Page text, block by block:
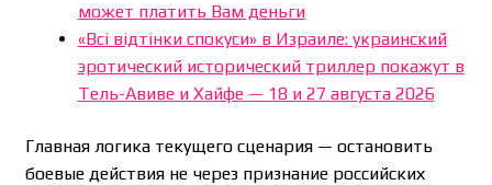
может платить Вам деньги
«Всі відтінки спокуси» в Израиле: украинский
эротический исторический триллер покажут в
Тель-Авиве и Хайфе — 18 и 27 августа 2026
Главная логика текущего сценария — остановить
боевые действия не через признание российских